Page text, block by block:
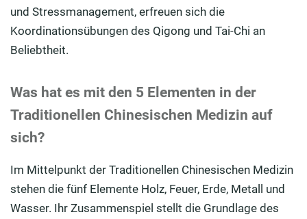
und Stressmanagement, erfreuen sich die
Koordinationsübungen des Qigong und Tai-Chi an
Beliebtheit.
Was hat es mit den 5 Elementen in der
Traditionellen Chinesischen Medizin auf
sich?
Im Mittelpunkt der Traditionellen Chinesischen Medizin
stehen die fünf Elemente Holz, Feuer, Erde, Metall und
Wasser. Ihr Zusammenspiel stellt die Grundlage des